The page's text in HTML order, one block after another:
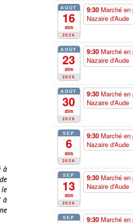
à
à
AOÛT
16
dim
2026
9:30 Marché
Nazaire d'Aude
AOÛT
23
dim
2026
9:30 Marché
Nazaire d'Aude
AOÛT
30
dim
2026
9:30 Marché
Nazaire d'Aude
SEP
6
dim
2026
9:30 Marché
Nazaire d'Aude
SEP
13
dim
2026
9:30 Marché
Nazaire d'Aude
SEP 9:30 Marché